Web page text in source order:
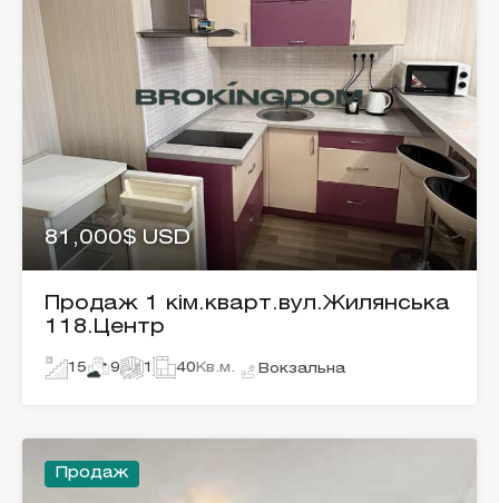
81,000$ USD
Продаж 1 кім.кварт.вул.Жилянська
118.Центр
15 9 1 40 Кв.м. Вокзальна
Продаж